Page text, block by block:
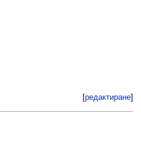
[редактиране